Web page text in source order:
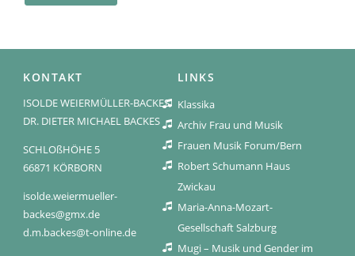
KONTAKT
ISOLDE WEIERMÜLLER-BACKES
DR. DIETER MICHAEL BACKES
SCHLOßHÖHE 5
66871 KÖRBORN
isolde.weiermueller-
backes@gmx.de
d.m.backes@t-online.de
LINKS
Klassika
Archiv Frau und Musik
Frauen Musik Forum/Bern
Robert Schumann Haus
Zwickau
Maria-Anna-Mozart-
Gesellschaft Salzburg
Mugi – Musik und Gender im